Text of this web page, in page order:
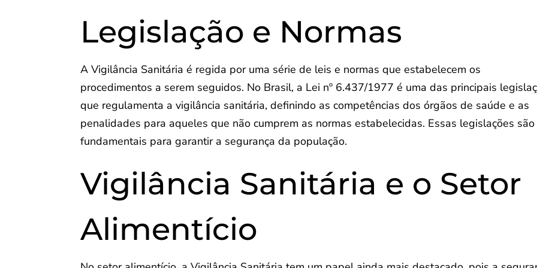
Legislação e Normas
A Vigilância Sanitária é regida por uma série de leis e normas que estabelecem os
procedimentos a serem seguidos. No Brasil, a Lei nº 6.437/1977 é uma das principais
que regulamenta a vigilância sanitária, definindo as competências dos órgãos de saúde e as
penalidades para aqueles que não cumprem as normas estabelecidas. Essas legislações são
fundamentais para garantir a segurança da população.
Vigilância Sanitária e o Setor
Alimentício